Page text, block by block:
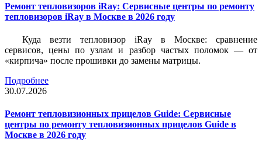
Ремонт тепловизоров iRay: Сервисные центры по ремонту
тепловизоров iRay в Москве в 2026 году
Куда везти тепловизор iRay в Москве: сравнение
сервисов, цены по узлам и разбор частых поломок — от
«кирпича» после прошивки до замены матрицы.
Подробнее
30.07.2026
Ремонт тепловизионных прицелов Guide: Сервисные
центры по ремонту тепловизионных прицелов Guide в
Москве в 2026 году